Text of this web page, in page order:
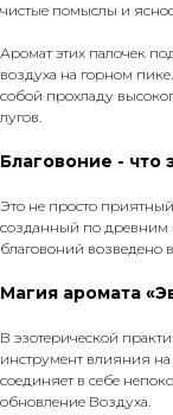
чистые помыслы и
Аромат этих палочек
воздуха на горном
собой прохладу
лугов.
Благовоние - что
Это не просто
созданный по древним
благовоний возведено в
Магия аромата
В эзотерической
инструмент влияния на
соединяет в себе
обновление Воздуха.